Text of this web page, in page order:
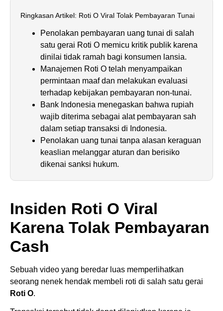
Ringkasan Artikel: Roti O Viral Tolak Pembayaran Tunai
Penolakan pembayaran uang tunai di salah
satu gerai Roti O memicu kritik publik karena
dinilai tidak ramah bagi konsumen lansia.
Manajemen Roti O telah menyampaikan
permintaan maaf dan melakukan evaluasi
terhadap kebijakan pembayaran non-tunai.
Bank Indonesia menegaskan bahwa rupiah
wajib diterima sebagai alat pembayaran sah
dalam setiap transaksi di Indonesia.
Penolakan uang tunai tanpa alasan keraguan
keaslian melanggar aturan dan berisiko
dikenai sanksi hukum.
Insiden Roti O Viral
Karena Tolak Pembayaran
Cash
Sebuah video yang beredar luas memperlihatkan
seorang nenek hendak membeli roti di salah satu gerai
Roti O.